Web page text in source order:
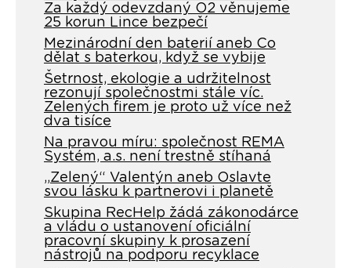
Za každý odevzdaný O2 věnujeme
25 korun Lince bezpečí
Mezinárodní den baterií aneb Co
dělat s baterkou, když se vybije
Šetrnost, ekologie a udržitelnost
rezonují společnostmi stále víc.
Zelených firem je proto už více než
dva tisíce
Na pravou míru: společnost REMA
Systém, a.s. není trestně stíhaná
„Zelený“ Valentýn aneb Oslavte
svou lásku k partnerovi i planetě
Skupina RecHelp žádá zákonodárce
a vládu o ustanovení oficiální
pracovní skupiny k prosazení
nástrojů na podporu recyklace